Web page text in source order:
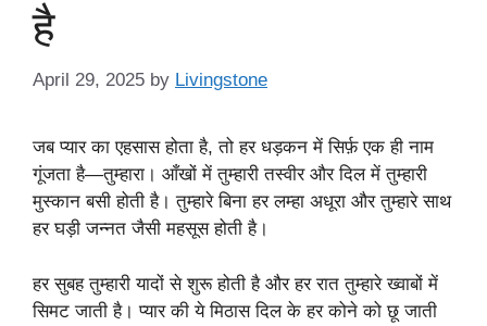
है
April 29, 2025 by Livingstone
जब प्यार का एहसास होता है, तो हर धड़कन में सिर्फ़ एक ही नाम
गूंजता है—तुम्हारा। आँखों में तुम्हारी तस्वीर और दिल में तुम्हारी
मुस्कान बसी होती है। तुम्हारे बिना हर लम्हा अधूरा और तुम्हारे साथ
हर घड़ी जन्नत जैसी महसूस होती है।
हर सुबह तुम्हारी यादों से शुरू होती है और हर रात तुम्हारे ख्वाबों में
सिमट जाती है। प्यार की ये मिठास दिल के हर कोने को छू जाती